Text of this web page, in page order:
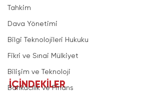
Tahkim
Dava Yönetimi
Bilgi Teknolojileri Hukuku
Fikri ve Sınai Mülkiyet
Bilişim ve Teknoloji
Bankacılık ve Finans
İÇİNDEKİLER